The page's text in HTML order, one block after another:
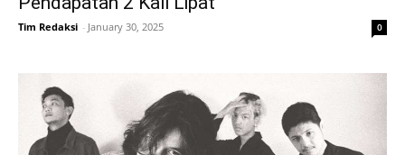
Tim Redaksi - January 30, 2025 0